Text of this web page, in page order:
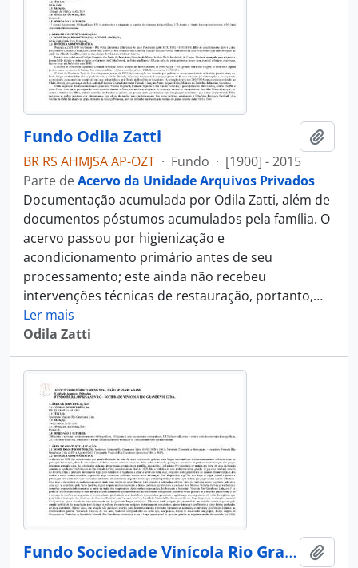
Fundo Odila Zatti
BR RS AHMJSA AP-OZT · Fundo · [1900] - 2015
Parte deAcervo da Unidade Arquivos Privados
Documentação acumulada por Odila Zatti, além de
documentos póstumos acumulados pela família. O
acervo passou por higienização e
acondicionamento primário antes de seu
processamento; este ainda não recebeu
intervenções técnicas de restauração, portanto,…
Ler mais
Odila Zatti
Fundo Sociedade Vinícola Rio Grandense Ltda.